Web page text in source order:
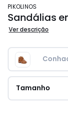
PIKOLINOS
Sandálias
Ver descrição
Tamanho